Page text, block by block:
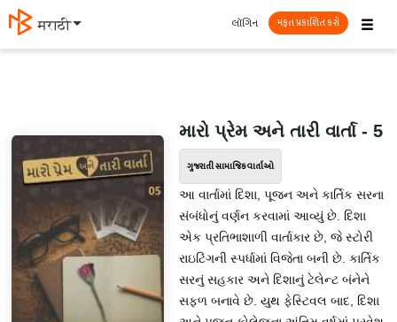
मराठी ☰
લૉગિન મફત પ્રકાશિત કરો
મારો પ્રેમ અને તારી વાર્તા - 5
ગુજરાતી સામાજિક વાર્તાઓ
આ વાર્તામાં દિશા, પૂજન અને કાર્તિક સરના
સંબંધોનું વર્ણન કરવામાં આવ્યું છે. દિશા
એક પ્રતિભાશાળી વાર્તાકાર છે, જે સ્ટોરી
રાઇટિંગની સ્પર્ધામાં વિજેતા બની છે. કાર્તિક
સરનું સહકાર અને દિશાનું ટેલેન્ટ બંનેને
સફળ બનાવે છે. યુથ ફેસ્ટિવલ બાદ, દિશા